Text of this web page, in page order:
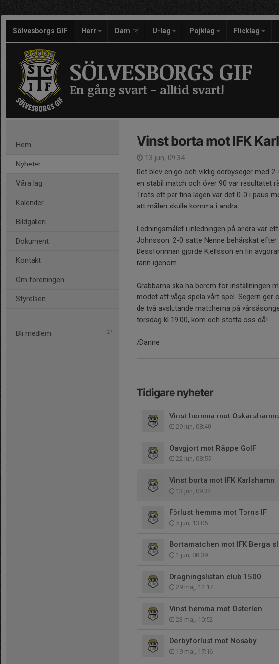
Sölvesborgs GIF Herr Dam U-lag Pojklag Flicklag
SÖLVESBORGS GIF
En gång svart - alltid svart!
Hem
Nyheter
Våra lag
Kalender
Bildgalleri
Dokument
Kontakt
Om föreningen
Styrelsen
Bli medlem
Vinst borta mot IFK
13 jun, 09:34
Det blev en go och viktig derbyseger med
en stabil match och över 90 var resultatet
Trots ett par fina lägen var det 0-0 i paus
att målen skulle komma i andra.
Ledningsmålet i inledningen på andra var
Johnsson. 2-0 satte Nenne behärskat
Dessförinnan gjorde Kjellsson en fin
rann igenom.
Grabbarna ska ha beröm för inställningen
modet att våga spela vårt spel. Segern
de två avslutande matcherna på
torsdag kl 19.00, kom och stötta oss då!
/Danne
Tidigare nyheter
Vinst hemma mot
29 jun, 08:40
Oavgjort mot Räppe GoIF
22 jun, 08:55
Vinst borta mot IFK Karlshamn
13 jun, 09:34
Förlust hemma mot Torns IF
5 jun, 13:05
Bortamatchen mot IFK Berga
1 jun, 08:39
Dragningslistan club 1500
29 maj, 12:17
Vinst hemma mot Österlen
23 maj, 10:52
Derbyförlust mot Nosaby
19 maj, 17:16